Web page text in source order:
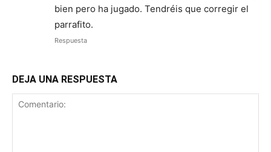
bien pero ha jugado. Tendréis que corregir el
parrafito.
Respuesta
DEJA UNA RESPUESTA